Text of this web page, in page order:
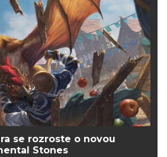
se rozroste o novou
Stones